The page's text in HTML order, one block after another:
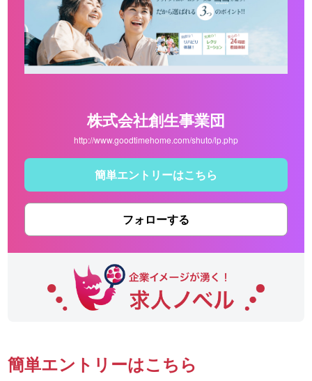
株式会社創生事業団
http://www.goodtimehome.com/shuto/lp.php
簡単エントリーはこちら
フォローする
簡単エントリーはこちら